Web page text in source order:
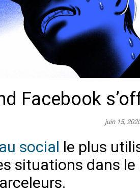
Facebook
juin 15,
social le plus
situations dans